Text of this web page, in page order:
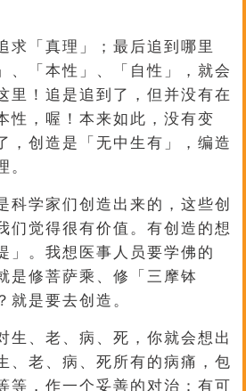
求「真理」；最后追到哪里
、「本性」、「自性」，就会
里！追是追到了，但并没有在
性，喔！本来如此，没有变
，创造是「无中生有」，编造
。
科学家们创造出来的，这些创
们觉得很有价值。有创造的想
」。我想医事人员要学佛的
是修菩萨乘、修「三摩钵
就是要去创造。
生、老、病、死，你就会想出
、老、病、死所有的病痛，包
等，作一个妥善的对治：有可